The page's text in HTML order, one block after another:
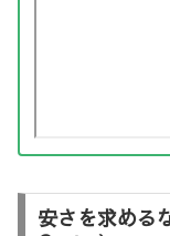
安さを求める